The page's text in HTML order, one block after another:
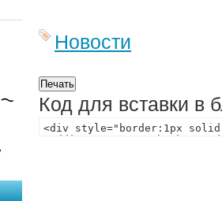
Новости
Код для вставки в